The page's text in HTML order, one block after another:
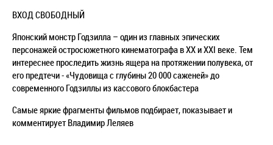
ВХОД СВОБОДНЫЙ
Японский монстр Годзилла – один из главных эпических
персонажей остросюжетного кинематографа в ХХ и ХХI веке. Тем
интереснее проследить жизнь ящера на протяжении полувека, от
его предтечи - «Чудовища с глубины 20 000 саженей» до
современного Годзиллы из кассового блокбастера
Самые яркие фрагменты фильмов подбирает, показывает и
комментирует Владимир Леляев